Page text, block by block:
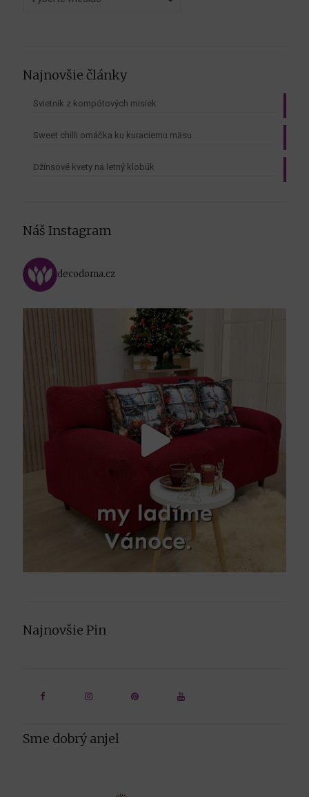
Najnovšie články
Svietnik z kompótových misiek
Sweet chilli omáčka ku kuraciemu mäsu
Džínsové kvety na letný klobúk
Náš Instagram
decodoma.cz
Najnovšie Pin
Sme dobrý anjel